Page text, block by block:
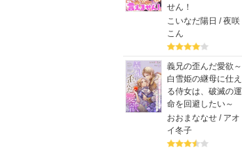
せん！
こいなだ陽日 / 夜咲
こん
義兄の歪んだ愛欲～
白雪姫の継母に仕え
る侍女は、破滅の運
命を回避したい～
おおまななせ / アオ
イ冬子